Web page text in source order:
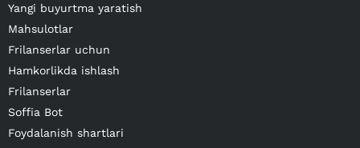
Yangi buyurtma yaratish
Mahsulotlar
Frilanserlar uchun
Hamkorlikda ishlash
Frilanserlar
Soffia Bot
Foydalanish shartlari